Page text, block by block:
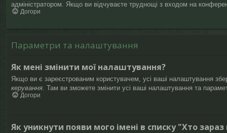
адміністратором. Якщо ви відчуваєте труднощі з входом на
Догори
Параметри та налаштування
Як мені змінити мої налаштування?
Якщо ви є зареєстрованим користувачем, усі ваші налаштування
керування. Там ви зможете змінити усі ваші налаштування та
Догори
Як уникнути появи мого імені в списку "Хто